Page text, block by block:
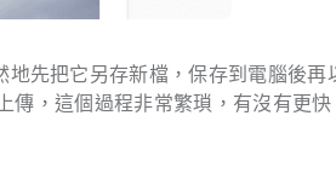
先把它另存新檔，保存到電腦後再
傳，這個過程非常繁瑣，有沒有更快